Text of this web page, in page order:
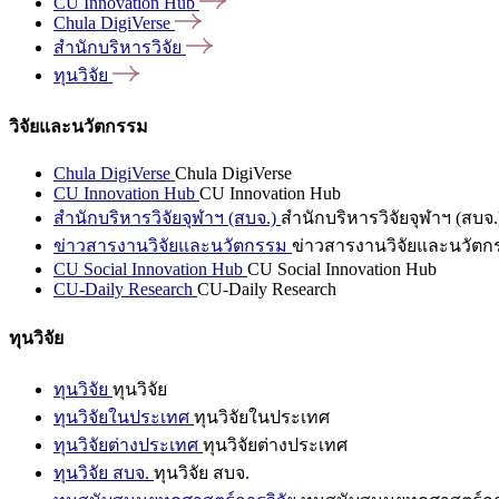
Chula DigiVerse
สำนักบริหารวิจัย
ทุนวิจัย
วิจัยและนวัตกรรม
Chula DigiVerse Chula DigiVerse
CU Innovation Hub CU Innovation Hub
สำนักบริหารวิจัยจุฬาฯ (สบจ.) สำนักบริหารวิจัยจุฬาฯ (สบจ
ข่าวสารงานวิจัยและนวัตกรรม ข่าวสารงานวิจัยและนวัตก
CU Social Innovation Hub CU Social Innovation Hub
CU-Daily Research CU-Daily Research
ทุนวิจัย
ทุนวิจัย ทุนวิจัย
ทุนวิจัยในประเทศ ทุนวิจัยในประเทศ
ทุนวิจัยต่างประเทศ ทุนวิจัยต่างประเทศ
ทุนวิจัย สบจ. ทุนวิจัย สบจ.